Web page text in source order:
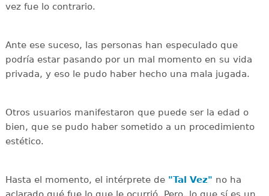
vez fue lo contrario.
Ante ese suceso, las personas han especulado que
podría estar pasando por un mal momento en su vida
privada, y eso le pudo haber hecho una mala jugada.
Otros usuarios manifestaron que puede ser la edad o
bien, que se pudo haber sometido a un procedimiento
estético.
Hasta el momento, el intérprete de "Tal Vez" no ha